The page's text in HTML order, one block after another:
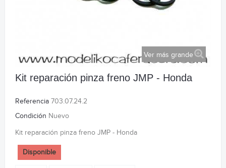
Ver más grande
Kit reparación pinza freno JMP - Honda
Referencia 703.07.24.2
Condición Nuevo
Kit reparación pinza freno JMP - Honda
Disponible